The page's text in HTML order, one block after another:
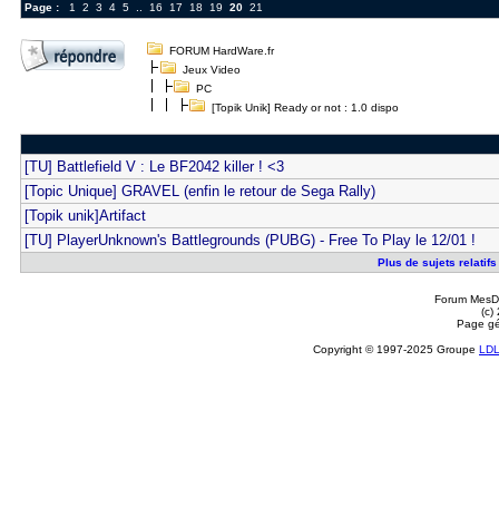
Page : 1 2 3 4 5.. 16 17 18 19 20 21
FORUM HardWare.fr
Jeux Video
PC
[Topik Unik] Ready or not : 1.0 dispo
[TU] Battlefield V : Le BF2042 killer ! <3
[Topic Unique] GRAVEL (enfin le retour de Sega Rally)
[Topik unik]Artifact
[TU] PlayerUnknown's Battlegrounds (PUBG) - Free To Play le 12/01 !
Plus de sujets relatifs
Forum
(c)
Page
Copyright © 1997-2025 Groupe